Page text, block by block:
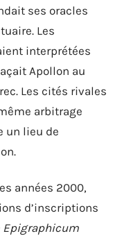
ses oracles
Les
interprétées
Apollon au
Les cités rivales
arbitrage
un lieu de
années 2000,
d’inscriptions